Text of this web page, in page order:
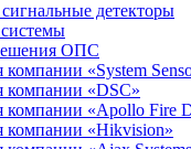
детекторы
ОПС
«System
компании «DSC»
компании «Apollo Fire
компании «Hikvision»